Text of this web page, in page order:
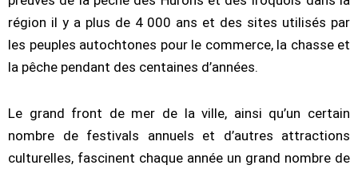
région il y a plus de 4 000 ans et des sites utilisés par
les peuples autochtones pour le commerce, la chasse et
la pêche pendant des centaines d’années.
Le grand front de mer de la ville, ainsi qu’un certain
nombre de festivals annuels et d’autres attractions
culturelles, fascinent chaque année un grand nombre de